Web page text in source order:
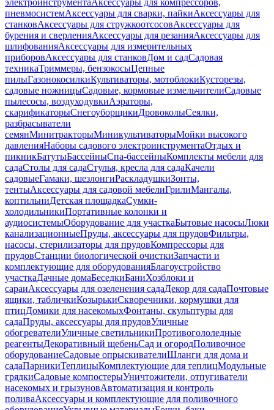
электроинструментаАксессуары для компрессоров,
пневмосистемАксессуары для сварки, пайкиАксессуары для
станковАксессуары для стружкоотсосовАксессуары для
бурения и сверленияАксессуары для резанияАксессуары для
шлифованияАксессуары для измерительных
приборовАксессуары для станковДом и садСадовая
техникаТриммеры, бензокосыЦепные
пилыГазонокосилкиКультиваторы, мотоблокиКусторезы,
садовые ножницыСадовые, кормовые измельчителиСадовые
пылесосы, воздуходувкиАэраторы,
скарификаторыСнегоуборщикиДровоколыСеялки,
разбрасыватели
семянМинитракторыМиникультиваторыМойки высокого
давленияНаборы садового электроинструментаОтдых и
пикникБатутыБассейныСпа-бассейныКомплекты мебели для
садаСтолы для садаСтулья, кресла для садаКачели
садовыеГамаки, шезлонгиРаскладушкиЗонты,
тентыАксессуары для садовой мебелиГрилиМангалы,
коптильниДетская площадкаСумки-
холодильникиПортативные колонки и
аудиосистемыОборудование для участкаБытовые насосыЛюки
канализационныеПруды, аксессуары для прудовФильтры,
насосы, стерилизаторы для прудовКомпрессоры для
прудовСтанции биологической очисткиЗапчасти и
комплектующие для оборудованияБлагоустройство
участкаДачные домаБеседкиБаниХозблоки и
сараиАксессуары для озеленения садаДекор для садаПочтовые
ящики, табличкиКозырькиСкворечники, кормушки для
птицДомики для насекомыхФонтаны, скульптуры для
садаПруды, аксессуары для прудовУличные
обогревателиУличные светильникиПротивогололедные
реагентыДекоративный щебеньСад и огородПоливочное
оборудованиеСадовые опрыскивателиШланги для дома и
садаПарникиТеплицыКомплектующие для теплицМодульные
грядкиСадовые компостерыУничтожители, отпугиватели
насекомых и грызуновАвтоматизация и контроль
поливаАксессуары и комплектующие для поливочного